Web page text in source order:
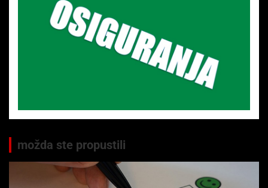
možda ste propustili